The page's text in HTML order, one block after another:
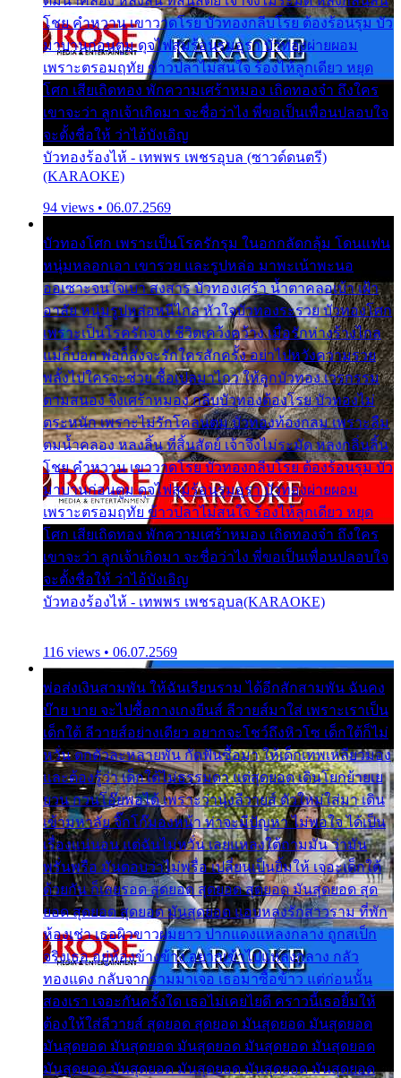
โชย คำหวาน เขาวาดโรย บัวทองกลีบโรย ต้องร้อนรุม บัว
มาบานก่อนตูม ดุจไฟสุมร้อนรุมอุรา บัวทองผ่ายผอม
เพราะตรอมฤทัย ข้าวปลาไม่สนใจ ร้องไห้ลูกเดียว หยุด
โศก เสียเถิดทอง พักความเศร้าหมอง เถิดทองจ๋า ถึงใคร
เขาจะว่า ลูกเจ้าเกิดมา จะชื่อว่าไง พี่ขอเป็นเพื่อนปลอบใจ
จะตั้งชื่อให้ ว่าไอ้บังเอิญ
บัวทองร้องไห้ - เทพพร เพชรอุบล (ซาวด์ดนตรี)
(KARAOKE)
94 views • 06.07.2569
บัวทองโศก เพราะเป็นโรครักรุม ในอกกลัดกลุ้ม โดนแฟน
หนุ่มหลอกเอา เขารวย และรูปหล่อ มาพะเน้าพะนอ
ออเซาะจนใจเบา สงสาร บัวทองเศร้า น้ำตาคลอเบ้า เฝ้า
อาลัย หนุ่มรูปหล่อหนีไกล หัวใจบัวทองระรวย บัวทองโศก
เพราะเป็นโรครักจาง ชีวิตเคว้งคว้าง เมื่อรักห่างร้างไกล
แม่ก็บอก พ่อก็สั่งจะรักใครสักครั้ง อย่าไปหวังความรวย
พลั้งไปใครจะช่วย ซื้อเปลมาไกว ให้ลูกบัวทอง เวรกรรม
ตามสนอง จึงเศร้าหมอง กลีบบัวทองต้องโรย บัวทองไม่
ตระหนัก เพราะไม่รักโคลนตม บัวทองท้องกลม เพราะลืม
ตมน้ำคลอง หลงลิ้น ที่สิ้นสัตย์ เจ้าจึงไม่ระมัด หลงกลิ่นลิ้น
โชย คำหวาน เขาวาดโรย บัวทองกลีบโรย ต้องร้อนรุม บัว
มาบานก่อนตูม ดุจไฟสุมร้อนรุมอุรา บัวทองผ่ายผอม
เพราะตรอมฤทัย ข้าวปลาไม่สนใจ ร้องไห้ลูกเดียว หยุด
โศก เสียเถิดทอง พักความเศร้าหมอง เถิดทองจ๋า ถึงใคร
เขาจะว่า ลูกเจ้าเกิดมา จะชื่อว่าไง พี่ขอเป็นเพื่อนปลอบใจ
จะตั้งชื่อให้ ว่าไอ้บังเอิญ
บัวทองร้องไห้ - เทพพร เพชรอุบล(KARAOKE)
116 views • 06.07.2569
พ่อส่งเงินสามพัน ให้ฉันเรียนราม ได้อีกสักสามพัน ฉันคง
บ๊าย บาย จะไปซื้อกางเกงยีนส์ ลีวายส์มาใส่ เพราะเราเป็น
เด็กใต้ ลีวายส์อย่างเดียว อยากจะโชว์ถึงหิวโซ เด็กใต้ก็ไม่
หวั่น ตกตัวละหลายพัน กัดฟันซื้อมา ให้เด็กเทพเหลียวมอง
และต้องรู้ว่า เด็กใต้ไม่ธรรมดา แต่สุดยอด เดินโยกย้ายเย
ยวน กวนโอ๊ยพอได้ เพราะว่านุ่งลีวายส์ ตัวใหม่ใส่มา เดิน
เข้ามหาลัย จิ๊กโก๊มองหน้า ท่าจะมีปัญหา ไม่พอใจ ได้เป็น
เรื่องแน่นอน แต่ฉันไม่หวั่น เลยแหลงใต้ถามมัน ว่ามัน
พรั่นพรือ มันตอบว่าไม่พรื่อ เปลี่ยนเป็นยิ้มให้ เจอะเด็กใต้
ด้วยกัน ก็เลยรอด สุดยอด สุดยอด สุดยอด มันสุดยอด สุด
ยอด สุดยอด สุดยอด มันสุดยอด แอบหลงรักสาวราม ที่พัก
ห้องเช่า เธอผิวขาวผมยาว ปากแดงแหลงกลาง ถูกสเป็ก
จริงเธอ อยู่ห้องข้างข้าง อยากเข้าไปแหลงกลาง กลัว
ทองแดง กลับจากรามมาเจอ เธอมาซื้อข้าว แต่ก่อนนั้น
สองเรา เจอะกันครั้งใด เธอไม่เคยไยดี คราวนี้เธอยิ้มให้
ต้องให้ใส่ลีวายส์ สุดยอด สุดยอด มันสุดยอด มันสุดยอด
มันสุดยอด มันสุดยอด มันสุดยอด มันสุดยอด มันสุดยอด
มันสุดยอด มันสุดยอด มันสุดยอด มันสุดยอด มันสุดยอด